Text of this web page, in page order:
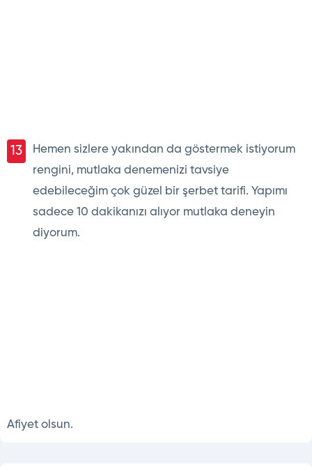
13
Hemen sizlere yakından da göstermek istiyorum
rengini, mutlaka denemenizi tavsiye
edebileceğim çok güzel bir şerbet tarifi. Yapımı
sadece 10 dakikanızı alıyor mutlaka deneyin
diyorum.
Afiyet olsun.